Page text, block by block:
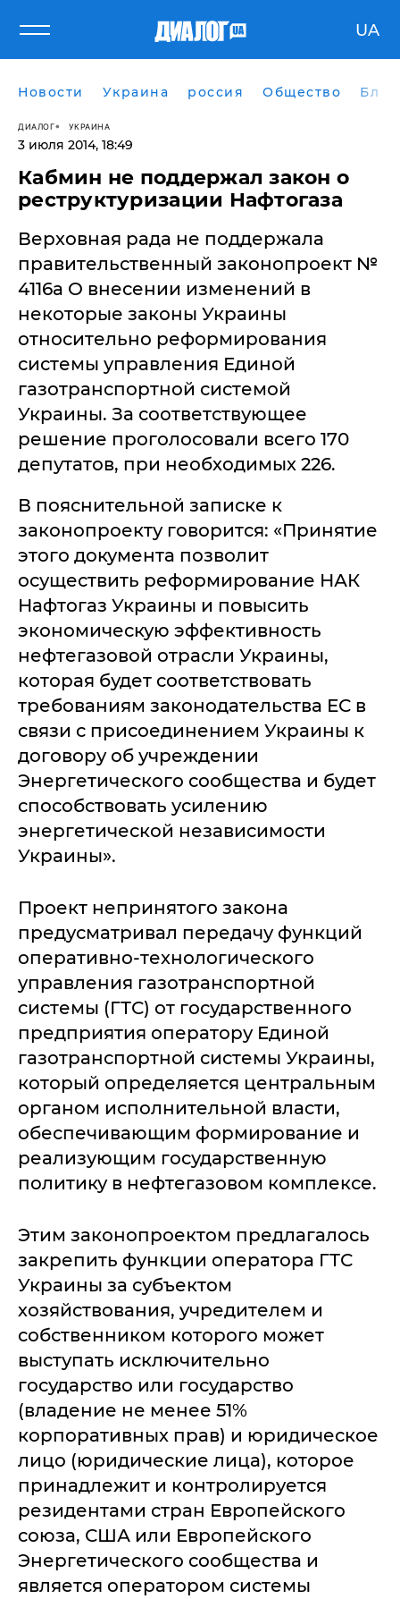
UA
Новости Украина россия Общество
ДИАЛОГ УКРАИНА
3 июля 2014, 18:49
Кабмин не поддержал закон о
реструктуризации Нафтогаза
Верховная рада не поддержала
правительственный законопроект №
4116а О внесении изменений в
некоторые законы Украины
относительно реформирования
системы управления Единой
газотранспортной системой
Украины. За соответствующее
решение проголосовали всего 170
депутатов, при необходимых 226.
В пояснительной записке к
законопроекту говорится: «Принятие
этого документа позволит
осуществить реформирование НАК
Нафтогаз Украины и повысить
экономическую эффективность
нефтегазовой отрасли Украины,
которая будет соответствовать
требованиям законодательства ЕС в
связи с присоединением Украины к
договору об учреждении
Энергетического сообщества и будет
способствовать усилению
энергетической независимости
Украины».
Проект непринятого закона
предусматривал передачу функций
оперативно-технологического
управления газотранспортной
системы (ГТС) от государственного
предприятия оператору Единой
газотранспортной системы Украины,
который определяется центральным
органом исполнительной власти,
обеспечивающим формирование и
реализующим государственную
политику в нефтегазовом комплексе.
Этим законопроектом предлагалось
закрепить функции оператора ГТС
Украины за субъектом
хозяйствования, учредителем и
собственником которого может
выступать исключительно
государство или государство
(владение не менее 51%
корпоративных прав) и юридическое
лицо (юридические лица), которое
принадлежит и контролируется
резидентами стран Европейского
союза, США или Европейского
Энергетического сообщества и
является оператором системы